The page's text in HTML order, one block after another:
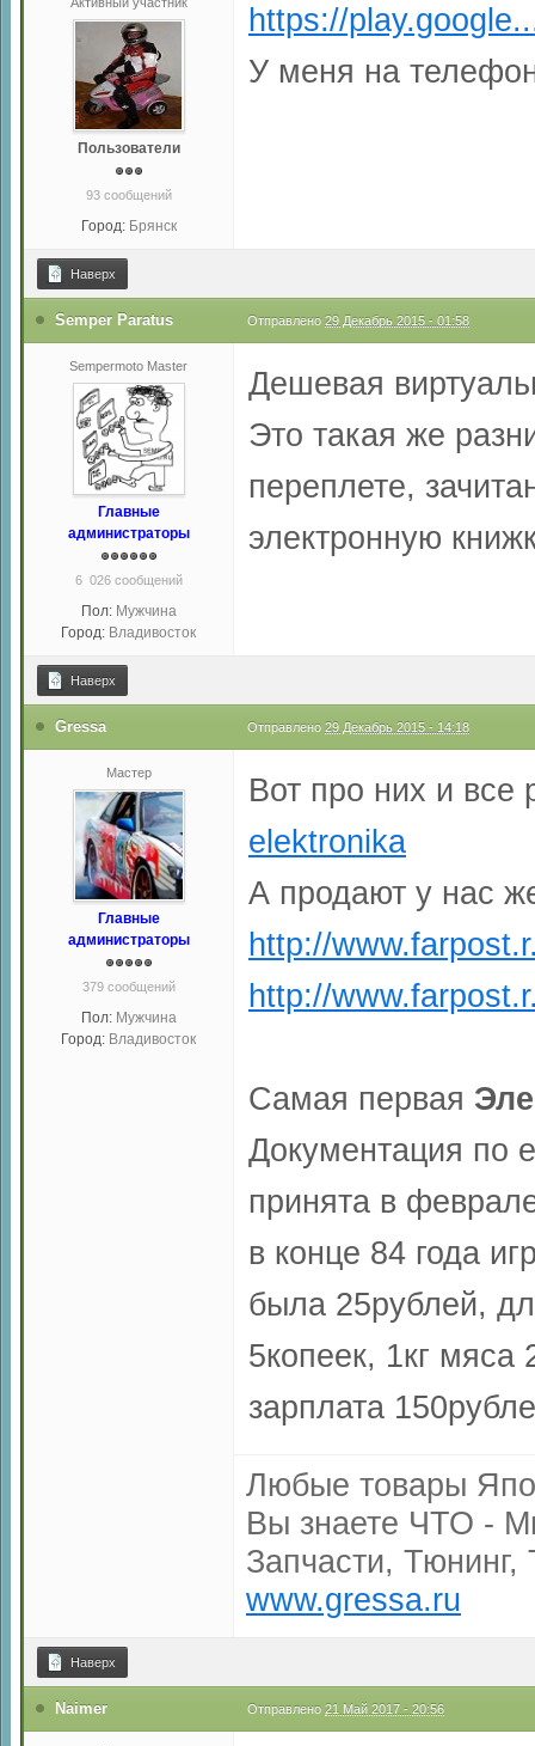
Пользователи
93 сообщений
Город: Брянск
https://
У меня на
Наверх
Semper Paratus Отправлено 29 Декабрь 2015 - 01:58
Sempermoto Master
Главные
администраторы
6 026 сообщений
Пол: Мужчина
Город: Владивосток
Дешевая
Это такая же
переплете,
электронную
Наверх
Gressa Отправлено 29 Декабрь 2015 - 14:18
Мастер
Главные
администраторы
379 сообщений
Пол: Мужчина
Город: Владивосток
Вот про них и все
elektronika
А продают у нас
http://
http://
Самая первая
Документация по
принята в
в конце 84 года
была 25рублей,
5копеек, 1кг мяса
зарплата
Любые товары
Вы знаете ЧТО -
Запчасти,
www.gressa.ru
Наверх
Naimer Отправлено 21 Май 2017 - 20:56